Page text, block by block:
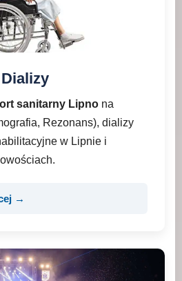
sanitarny Lipno na
Rezonans), dializy
w Lipnie i
→